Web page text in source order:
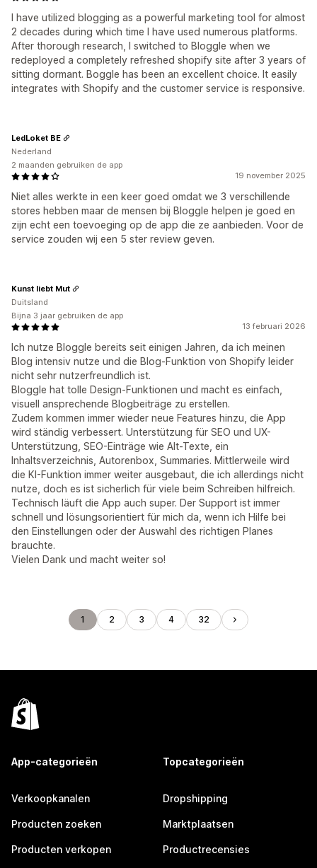
I have utilized blogging as a powerful marketing tool for almost
2 decades during which time I have used numerous platforms.
After thorough research, I switched to Bloggle when we
redeployed a completely refreshed shopify site after 3 years of
sitting dormant. Boggle has been an excellent choice. It easily
integrates with Shopify and the customer service is responsive.
19 november 2025
Niet alles werkte in een keer goed omdat we 3 verschillende
stores hebben maar de mensen bij Bloggle helpen je goed en
zijn echt een toevoeging op de app die ze aanbieden. Voor de
service zouden wij een 5 ster review geven.
LedLoket BE
Nederland
2 maanden gebruiken de app
13 februari 2026
Ich nutze Bloggle bereits seit einigen Jahren, da ich meinen
Blog intensiv nutze und die Blog-Funktion von Shopify leider
nicht sehr nutzerfreundlich ist.
Bloggle hat tolle Design-Funktionen und macht es einfach,
visuell ansprechende Blogbeiträge zu erstellen.
Zudem kommen immer wieder neue Features hinzu, die App
wird ständig verbessert. Unterstützung für SEO und UX-
Unterstützung, SEO-Einträge wie Alt-Texte, ein
Inhaltsverzeichnis, Autorenbox, Summaries. Mittlerweile wird
die KI-Funktion immer weiter ausgebaut, die ich allerdings nicht
nutze, doch es ist sicherlich für viele beim Schreiben hilfreich.
Technisch läuft die App auch super. Der Support ist immer
schnell und lösungsorientiert für mich da, wenn ich Hilfe bei
den Einstellungen oder der Auswahl des richtigen Planes
brauchte.
Vielen Dank und macht weiter so!
Kunst liebt Mut
Duitsland
Bijna 3 jaar gebruiken de app
1 2 3 4 32
App-categorieën
Verkoopkanalen
Producten zoeken
Producten verkopen
Topcategorieën
Dropshipping
Marktplaatsen
Productrecensies